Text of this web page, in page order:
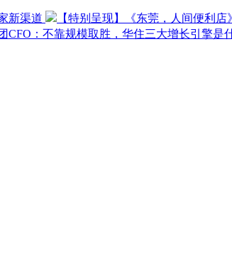
新渠道 【特别呈现】《东莞，人间便利店
CFO：不靠规模取胜，华住三大增长引擎是